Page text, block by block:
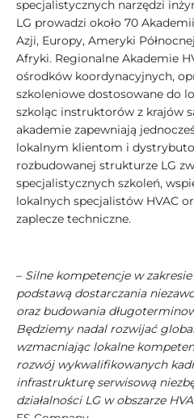
specjalistycznych narzędzi
LG prowadzi około 70
Azji, Europy, Ameryki
Afryki. Regionalne Akademie
ośrodków koordynacyjnych,
szkoleniowe dostosowane do
szkoląc instruktorów z krajów
akademie zapewniają
lokalnym klientom i
rozbudowanej strukturze LG
specjalistycznych szkoleń,
lokalnych specjalistów HVAC
zaplecze techniczne.
– Silne kompetencje w
podstawą dostarczania
oraz budowania
Będziemy nadal rozwijać
wzmacniając lokalne
rozwój wykwalifikowanych
infrastrukturę serwisową
działalności LG w obszarze